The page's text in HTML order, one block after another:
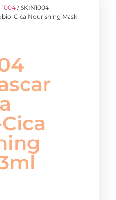
1004/ SKIN1004
Cica Nourishing Mask